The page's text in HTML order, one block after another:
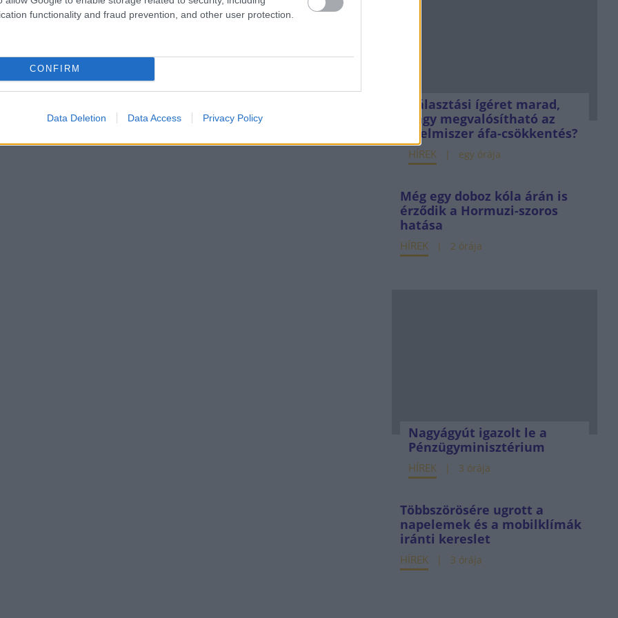
functionality and fraud prevention, and other user protection.
CONFIRM
Data Deletion Data Access Privacy Policy
Választási ígéret marad,
vagy megvalósítható az
élelmiszer áfa-csökkentés?
HÍREK egy órája
Még egy doboz kóla árán is
érződik a Hormuzi-szoros
hatása
HÍREK 2 órája
Nagyágyút igazolt le a
Pénzügyminisztérium
HÍREK 3 órája
Többszörösére ugrott a
napelemek és a mobilklímák
iránti kereslet
HÍREK 3 órája